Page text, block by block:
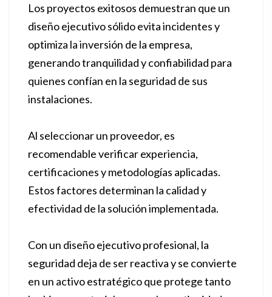
Los proyectos exitosos demuestran que un
diseño ejecutivo sólido evita incidentes y
optimiza la inversión de la empresa,
generando tranquilidad y confiabilidad para
quienes confían en la seguridad de sus
instalaciones.
Al seleccionar un proveedor, es
recomendable verificar experiencia,
certificaciones y metodologías aplicadas.
Estos factores determinan la calidad y
efectividad de la solución implementada.
Con un diseño ejecutivo profesional, la
seguridad deja de ser reactiva y se convierte
en un activo estratégico que protege tanto